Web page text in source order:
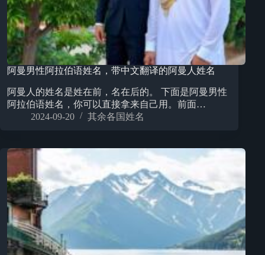
阿曼男性阿拉伯语姓名，带中文翻译的阿曼人姓名
阿曼人的姓名是姓在前，名在后的。 下面是阿曼男性
阿拉伯语姓名，你可以直接拿来自己用。前面…
2024-09-20
其余各国姓名